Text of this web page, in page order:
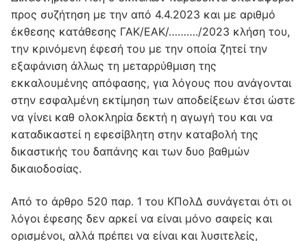
προς συζήτηση με την από 4.4.2023 και με αριθμό
έκθεσης κατάθεσης ΓΑΚ/ΕΑΚ/………./2023 κλήση του,
την κρινόμενη έφεσή του με την οποία ζητεί την
εξαφάνιση άλλως τη μεταρρύθμιση της
εκκαλουμένης απόφασης, για λόγους που ανάγονται
στην εσφαλμένη εκτίμηση των αποδείξεων έτσι ώστε
να γίνει καθ ολοκληρία δεκτή η αγωγή του και να
καταδικαστεί η εφεσίβλητη στην καταβολή της
δικαστικής του δαπάνης και των δυο βαθμών
δικαιοδοσίας.
Από το άρθρο 520 παρ. 1 του KΠολΔ συνάγεται ότι οι
λόγοι έφεσης δεν αρκεί να είναι μόνο σαφείς και
ορισμένοι, αλλά πρέπει να είναι και λυσιτελείς,